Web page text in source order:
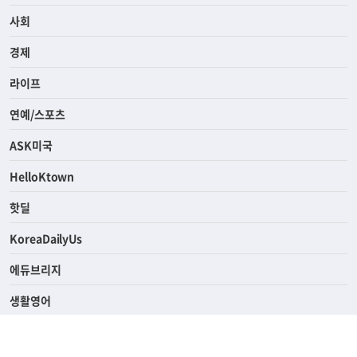
사회
경제
라이프
연예/스포츠
ASK미국
HelloKtown
핫딜
KoreaDailyUs
에듀브리지
생활영어